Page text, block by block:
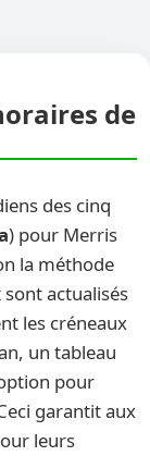
de
des cinq
) pour Merris
la méthode
sont actualisés
les créneaux
un tableau
pour
garantit aux
leurs